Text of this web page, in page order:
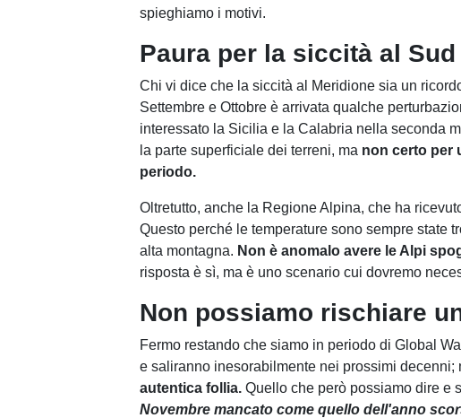
spieghiamo i motivi.
Paura per la siccità al Sud
Chi vi dice che la siccità al Meridione sia un
Settembre e Ottobre è arrivata qualche
interessato la Sicilia e la Calabria nella seconda
la parte superficiale dei terreni, ma non certo per
periodo.
Oltretutto, anche la Regione Alpina, che ha
Questo perché le temperature sono sempre state
alta montagna. Non è anomalo avere le Alpi
risposta è sì, ma è uno scenario cui dovremo
Non possiamo rischiare
Fermo restando che siamo in periodo di Global
e saliranno inesorabilmente nei prossimi decenni;
autentica follia. Quello che però possiamo dire e
Novembre mancato come quello dell'anno